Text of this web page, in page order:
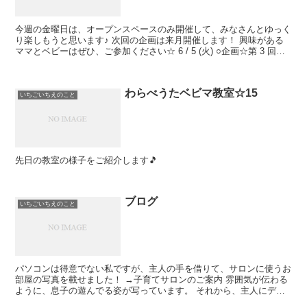
今週の金曜日は、オープンスペースのみ開催して、みなさんとゆっく
り楽しもうと思います♪ 次回の企画は来月開催します！ 興味がある
ママとベビーはぜひ、ご参加ください☆ 6 / 5 (火) ○企画☆第 3 回
いちごいちえのこと わらべうたベビマ教室☆15
先日の教室の様子をご紹介します🎵
いちごいちえのこと ブログ
パソコンは得意でない私ですが、主人の手を借りて、サロンに使うお
部屋の写真を載せました！ →子育てサロンのご案内 雰囲気が伝わる
ように、息子の遊んでる姿が写っています。 それから、主人にデザ